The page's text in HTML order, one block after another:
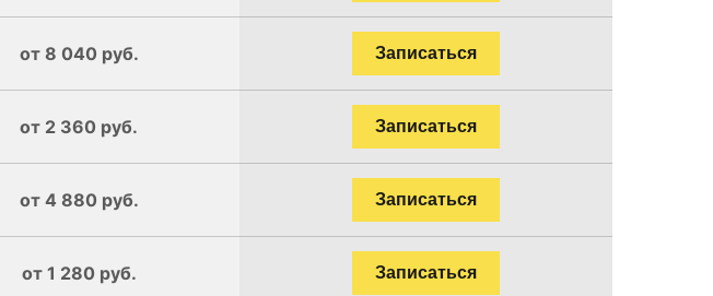
от 8 040 руб. Записаться
от 2 360 руб. Записаться
от 4 880 руб. Записаться
от 1 280 руб. Записаться